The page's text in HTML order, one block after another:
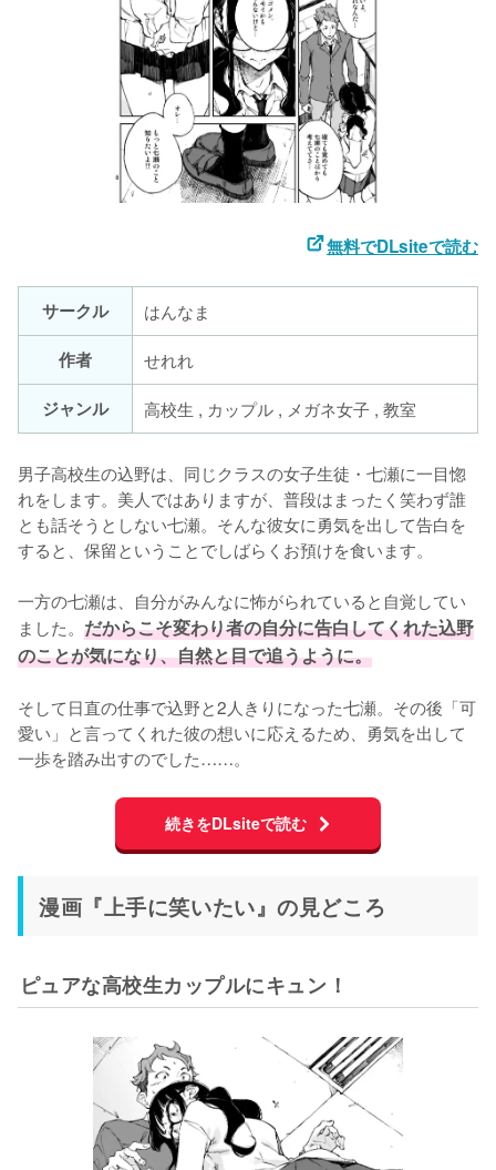
無料でDLsiteで読む
サークル
はんなま
作者
せれれ
ジャンル
高校生 , カップル , メガネ女子 , 教室
男子高校生の込野は、同じクラスの女子生徒・七瀬に一目惚
れをします。美人ではありますが、普段はまったく笑わず誰
とも話そうとしない七瀬。そんな彼女に勇気を出して告白を
すると、保留ということでしばらくお預けを食います。
一方の七瀬は、自分がみんなに怖がられていると自覚してい
ました。 だからこそ変わり者の自分に告白してくれた込野
のことが気になり、自然と目で追うように。
そして日直の仕事で込野と2人きりになった七瀬。その後「可
愛い」と言ってくれた彼の想いに応えるため、勇気を出して
一歩を踏み出すのでした……。
続きをDLsiteで読む
漫画『上手に笑いたい』の見どころ
ピュアな高校生カップルにキュン！